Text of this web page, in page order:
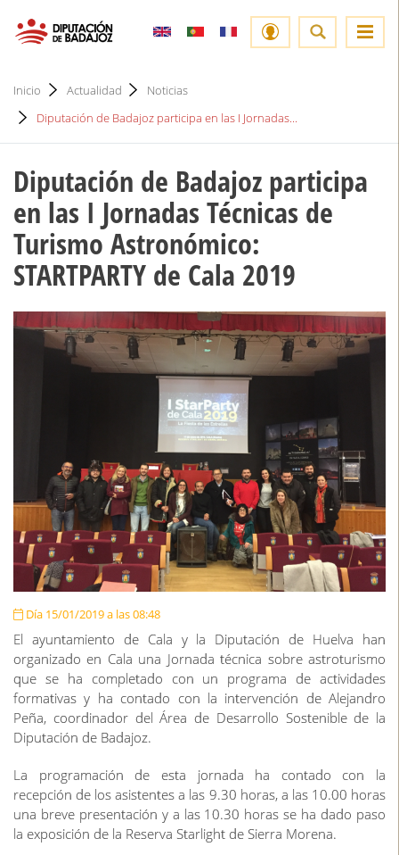
Inicio Actualidad
Noticias
Diputación de Badajoz participa en las I Jornadas...
Diputación de Badajoz participa
en las I Jornadas Técnicas de
Turismo Astronómico:
STARTPARTY de Cala 2019
Día 15/01/2019 a las 08:48
El ayuntamiento de Cala y la Diputación de Huelva han
organizado en Cala una Jornada técnica sobre astroturismo
que se ha completado con un programa de actividades
formativas y ha contado con la intervención de Alejandro
Peña, coordinador del Área de Desarrollo Sostenible de la
Diputación de Badajoz.
La programación de esta jornada ha contado con la
recepción de los asistentes a las 9.30 horas, a las 10.00 horas
una breve presentación y a las 10.30 horas se ha dado paso
la exposición de la Reserva Starlight de Sierra Morena.